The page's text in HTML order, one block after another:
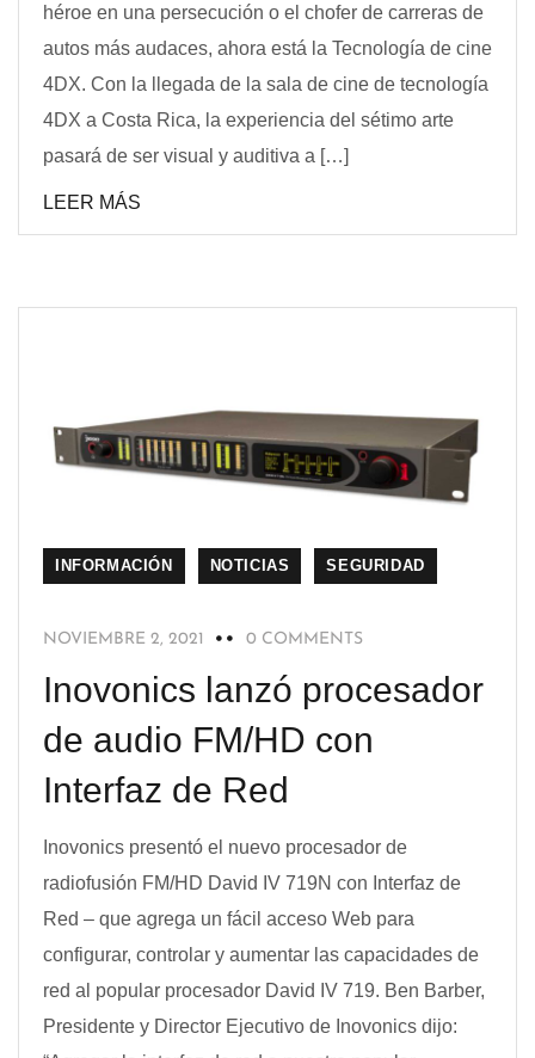
héroe en una persecución o el chofer de carreras de
autos más audaces, ahora está la Tecnología de cine
4DX. Con la llegada de la sala de cine de tecnología
4DX a Costa Rica, la experiencia del sétimo arte
pasará de ser visual y auditiva a […]
LEER MÁS
INFORMACIÓN NOTICIAS SEGURIDAD
NOVIEMBRE 2, 2021 0 COMMENTS
Inovonics lanzó procesador
de audio FM/HD con
Interfaz de Red
Inovonics presentó el nuevo procesador de
radiofusión FM/HD David IV 719N con Interfaz de
Red – que agrega un fácil acceso Web para
configurar, controlar y aumentar las capacidades de
red al popular procesador David IV 719. Ben Barber,
Presidente y Director Ejecutivo de Inovonics dijo: